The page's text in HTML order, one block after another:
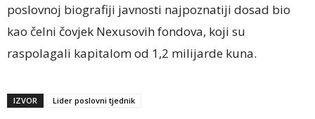
poslovnoj biografiji javnosti najpoznatiji dosad bio
kao čelni čovjek Nexusovih fondova, koji su
raspolagali kapitalom od 1,2 milijarde kuna.
IZVOR Lider poslovni tjednik